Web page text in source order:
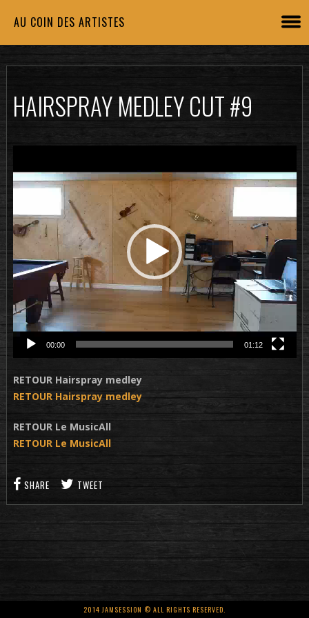
AU COIN DES ARTISTES
HAIRSPRAY MEDLEY CUT #9
vidéo
00:00 01:12
RETOUR Hairspray medley
RETOUR Hairspray medley
RETOUR Le MusicAll
RETOUR Le MusicAll
SHARE TWEET
2014 JAMSESSION © ALL RIGHTS RESERVED.